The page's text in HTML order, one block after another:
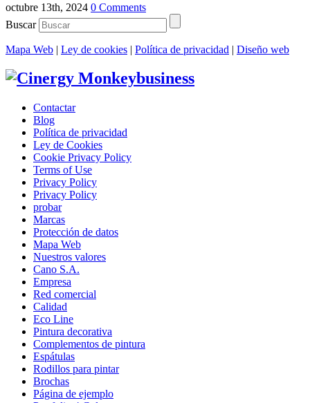
octubre 13th, 2024 0 Comments
Buscar
Mapa Web | Ley de cookies | Política de privacidad | Diseño web
Monkeybusiness
Contactar
Blog
Política de privacidad
Ley de Cookies
Cookie Privacy Policy
Terms of Use
Privacy Policy
Privacy Policy
probar
Marcas
Protección de datos
Mapa Web
Nuestros valores
Cano S.A.
Empresa
Red comercial
Calidad
Eco Line
Pintura decorativa
Complementos de pintura
Espátulas
Rodillos para pintar
Brochas
Página de ejemplo